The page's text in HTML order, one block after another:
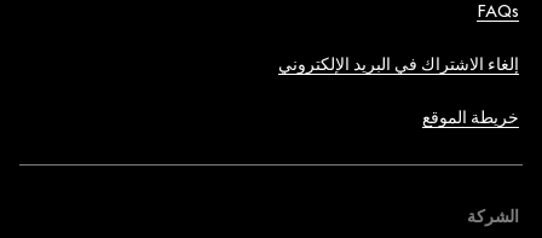
FAQs
إلغاء الاشتراك في البريد الإلكتروني
خريطة الموقع
الشركة